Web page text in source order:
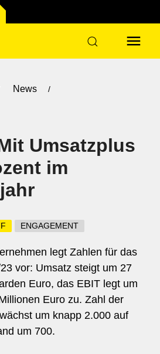
News
Umsatzplus
im
ENGAGEMENT
legt Zahlen für das
vor: Umsatz steigt um 27
Euro, das EBIT legt um
Euro zu. Zahl der
um knapp 2.000 auf
um 700.